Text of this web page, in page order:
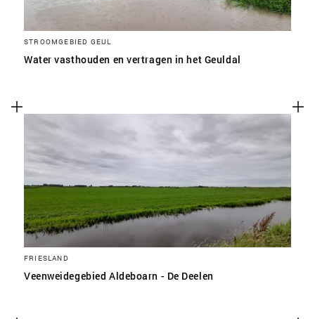
STROOMGEBIED GEUL
Water vasthouden en vertragen in het Geuldal
FRIESLAND
Veenweidegebied Aldeboarn - De Deelen